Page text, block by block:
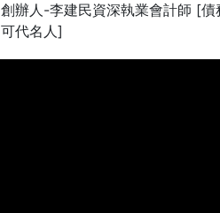
創辦人-李建民資深執業會計師 [
可代名人]